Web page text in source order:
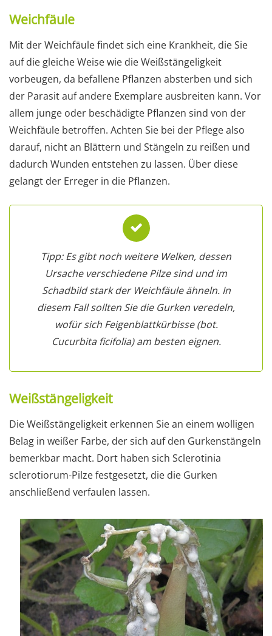
Weichfäule
Mit der Weichfäule findet sich eine Krankheit, die Sie
auf die gleiche Weise wie die Weißstängeligkeit
vorbeugen, da befallene Pflanzen absterben und sich
der Parasit auf andere Exemplare ausbreiten kann. Vor
allem junge oder beschädigte Pflanzen sind von der
Weichfäule betroffen. Achten Sie bei der Pflege also
darauf, nicht an Blättern und Stängeln zu reißen und
dadurch Wunden entstehen zu lassen. Über diese
gelangt der Erreger in die Pflanzen.
Tipp: Es gibt noch weitere Welken, dessen
Ursache verschiedene Pilze sind und im
Schadbild stark der Weichfäule ähneln. In
diesem Fall sollten Sie die Gurken veredeln,
wofür sich Feigenblattkürbisse (bot.
Cucurbita ficifolia) am besten eignen.
Weißstängeligkeit
Die Weißstängeligkeit erkennen Sie an einem wolligen
Belag in weißer Farbe, der sich auf den Gurkenstängeln
bemerkbar macht. Dort haben sich Sclerotinia
sclerotiorum-Pilze festgesetzt, die die Gurken
anschließend verfaulen lassen.